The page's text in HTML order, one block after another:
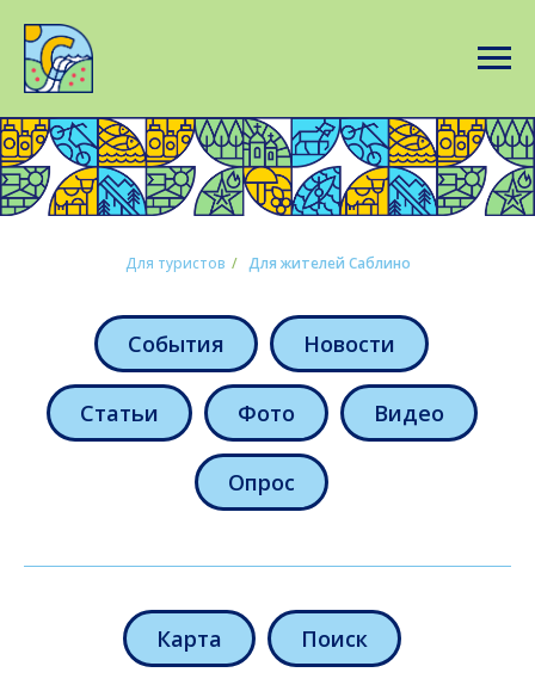
Для туристов / Для жителей Саблино
События Новости
Статьи Фото Видео
Опрос
Карта Поиск